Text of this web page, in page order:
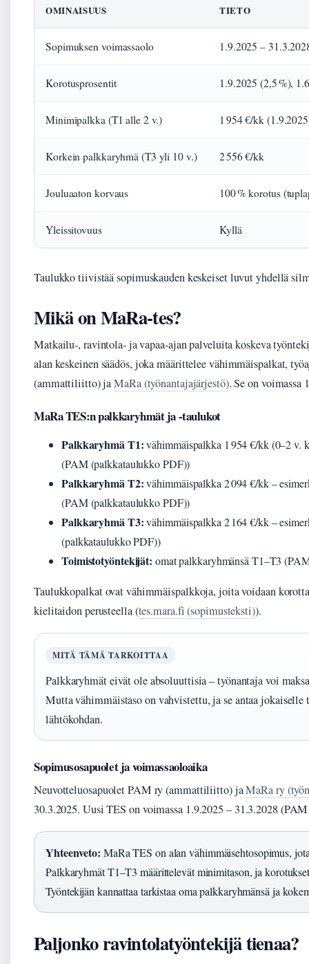
OMINAISUUS TIETO
Sopimuksen voimassaolo 1.9.2025 –
Korotusprosentit 1.9.2025 (2,5 %),
Minimipalkka (T1 alle 2 v.) 1 954 €/kk
Korkein palkkaryhmä (T3 yli 10 v.) 2 556 €/kk
Jouluaaton korvaus 100 % korotus
Yleissitovuus Kyllä
Taulukko tiivistää sopimuskauden keskeiset luvut yhdellä
Mikä on MaRa-tes?
Matkailu-, ravintola- ja vapaa-ajan palveluita koskeva
alan keskeinen säädös, joka määrittelee vähimmäispalkat,
(ammattiliitto) jaMaRa (työnantajajärjestö). Se on voimassa
MaRa TES:n palkkaryhmät ja -taulukot
Palkkaryhmä T1:vähimmäispalkka 1 954 €/kk (0–2 v.
(PAM (palkkataulukko PDF))
Palkkaryhmä T2:vähimmäispalkka 2 094 €/kk –
(PAM (palkkataulukko PDF))
Palkkaryhmä T3:vähimmäispalkka 2 164 €/kk –
(palkkataulukko PDF))
Toimistotyöntekijät: omat palkkaryhmänsä T1–T3
Taulukkopalkat ovat vähimmäispalkkoja, joita voidaan
kielitaidon perusteella (tes.mara.fi (sopimusteksti)).
MITÄ TÄMÄ TARKOITTAA
Palkkaryhmät eivät ole absoluuttisia – työnantaja voi
Mutta vähimmäistaso on vahvistettu, ja se antaa jokaiselle
lähtökohdan.
Sopimusosapuolet ja voimassaoloaika
Neuvotteluosapuolet PAM ry (ammattiliitto) jaMaRa ry
30.3.2025. Uusi TES on voimassa 1.9.2025 –31.3.2028(PAM
Yhteenveto: MaRa TES on alan vähimmäisehtosopimus,
Palkkaryhmät T1–T3 määrittelevät minimitason, ja
Työntekijän kannattaa tarkistaa oma palkkaryhmänsä ja
Paljonko ravintolatyöntekijä tienaa?